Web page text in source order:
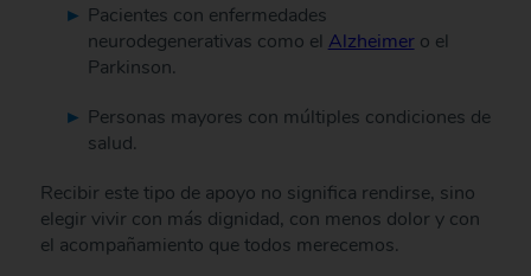
Pacientes con enfermedades
neurodegenerativas como el Alzheimero el
Parkinson.
Personas mayores con múltiples condiciones de
salud.
Recibir este tipo de apoyo no significa rendirse, sino
elegir vivir con más dignidad, con menos dolor y con
el acompañamiento que todos merecemos.